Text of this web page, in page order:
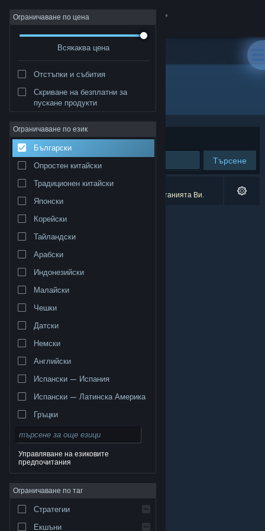
Вписване
Относно
Поддръжка
Смяна на езика
търговски марки принадлежат на съответните им
собственици в САЩ и други страни.
поверителност|Юридическа информация|
Достъпност|Условия за ползване на Steam
Възстановявания|Бисквитки
Ограничаване по цена
Всякаква цена
Отстъпки и събития
Скриване на безплатни за
пускане продукти
Ограничаване по език
Български
Опростен китайски
Традиционен китайски
Японски
Корейски
Тайландски
Арабски
Индонезийски
Малайски
Чешки
Датски
Немски
Английски
Испански — Испания
Испански — Латинска Америка
Гръцки
Управляване на езиковите
предпочитания
Ограничаване по таг
Стратегии
Екшъни
Разработчик: Sos Sosowski
Сортиране по Съответстване
Търсене
0 резултата съответстват на търсенето Ви.
5 заглавия бяха изключени спрямо предпочитанията Ви.